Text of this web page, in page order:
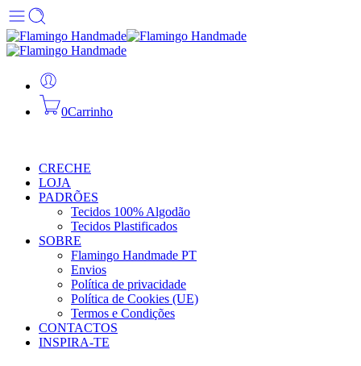
0Carrinho
CRECHE
LOJA
PADRÕES
Tecidos 100% Algodão
Tecidos Plastificados
SOBRE
Flamingo Handmade PT
Envios
Política de privacidade
Política de Cookies (UE)
Termos e Condições
CONTACTOS
INSPIRA-TE